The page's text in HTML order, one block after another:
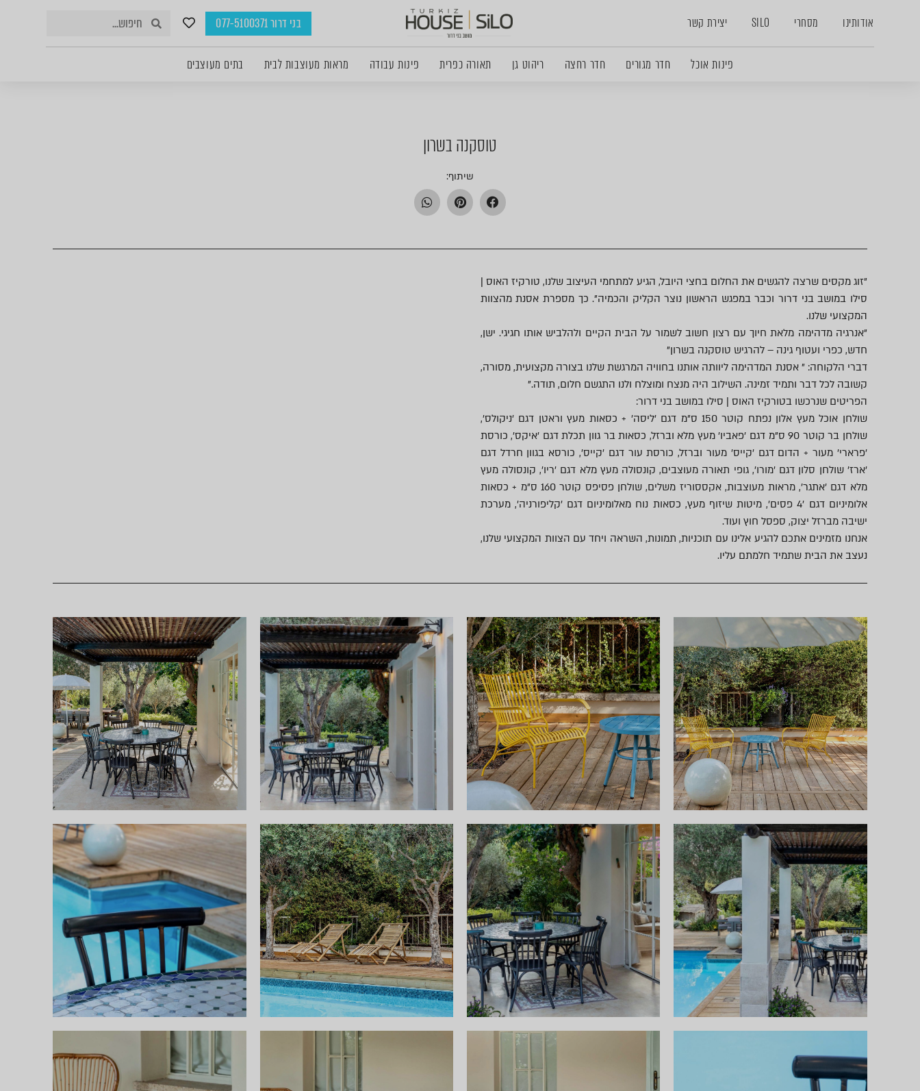
אודותינו מסחרי SILO יצירת קשר בני דרור 077-5100371
פינות אוכל חדר מגורים חדר רחצה ריהוט גן תאורה כפרית פינות עבודה מראות מעוצבות לבית בתים מעוצבים
טוסקנה בשרון
שיתוף:
"זוג מקסים שרצה להגשים את החלום בחצי היובל, הגיע למתחמי העיצוב שלנו, טורקיז האוס |
סילו במושב בני דרור וכבר במפגש הראשון נוצר הקליק והכמיה". כך מספרת אסנת מהצוות
המקצועי שלנו.
"אנרגיה מדהימה מלאת חיוך עם רצון חשוב לשמור על הבית הקיים ולהלביש אותו חגיגי. ישן,
חדש, כפרי ועטוף גינה – להרגיש טוסקנה בשרון"
דברי הלקוחה: " אסנת המדהימה ליוותה אותנו בחוויה המרגשת שלנו בצורה מקצועית, מסורה,
קשובה לכל דבר ותמיד זמינה. השילוב היה מנצח ומוצלח ולנו התגשם חלום, תודה."
הפריטים שנרכשו בטורקיז האוס | סילו במושב בני דרור:
שולחן אוכל מעץ אלון נפתח קוטר 150 ס"מ דגם 'ליסה' + כסאות מעץ וראטן דגם 'ניקולס',
שולחן בר קוטר 90 ס"מ דגם 'פאביו' מעץ מלא וברזל, כסאות בר גוון תכלת דגם 'איקס', כורסת
'פרארי' מעור + הדום דגם 'קייס' מעור וברזל, כורסת עור דגם 'קייס', כורסא בגוון חרדל דגם
'ארז' שולחן סלון דגם 'מורו', גופי תאורה מעוצבים, קונסולה מעץ מלא דגם 'ריו', קונסולה מעץ
מלא דגם 'אתגר', מראות מעוצבות, אקססוריז משלים, שולחן פסיפס קוטר 160 ס"מ + כסאות
אלומיניום דגם '4 פסים', מיטות שיזוף מעץ, כסאות נוח מאלומיניום דגם 'קליפורניה', מערכת
ישיבה מברזל יצוק, ספסל חוץ ועוד.
אנחנו מזמינים אתכם להגיע אלינו עם תוכניות, תמונות, השראה ויחד עם הצוות המקצועי שלנו,
נעצב את הבית שתמיד חלמתם עליו.